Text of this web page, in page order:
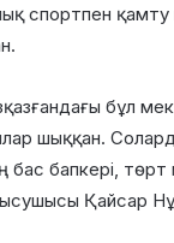
спортпен қамту
бұл
шыққан.
бас бапкері,
Қайсар